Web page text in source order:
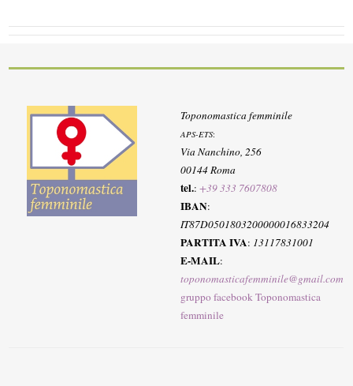
Toponomastica femminile
APS-ETS:
Via Nanchino, 256
00144 Roma
tel.:+39 333 7607808
IBAN:
IT87D0501803200000016833204
PARTITA IVA: 13117831001
E-MAIL:
toponomasticafemminile@gmail.com
gruppo facebook Toponomastica
femminile